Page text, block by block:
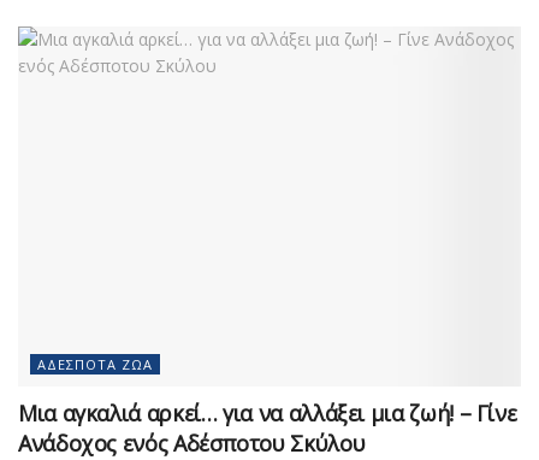
ΑΔΈΣΠΟΤΑ ΖΏΑ
Μια αγκαλιά αρκεί… για να αλλάξει μια ζωή! – Γίνε
Ανάδοχος ενός Αδέσποτου Σκύλου